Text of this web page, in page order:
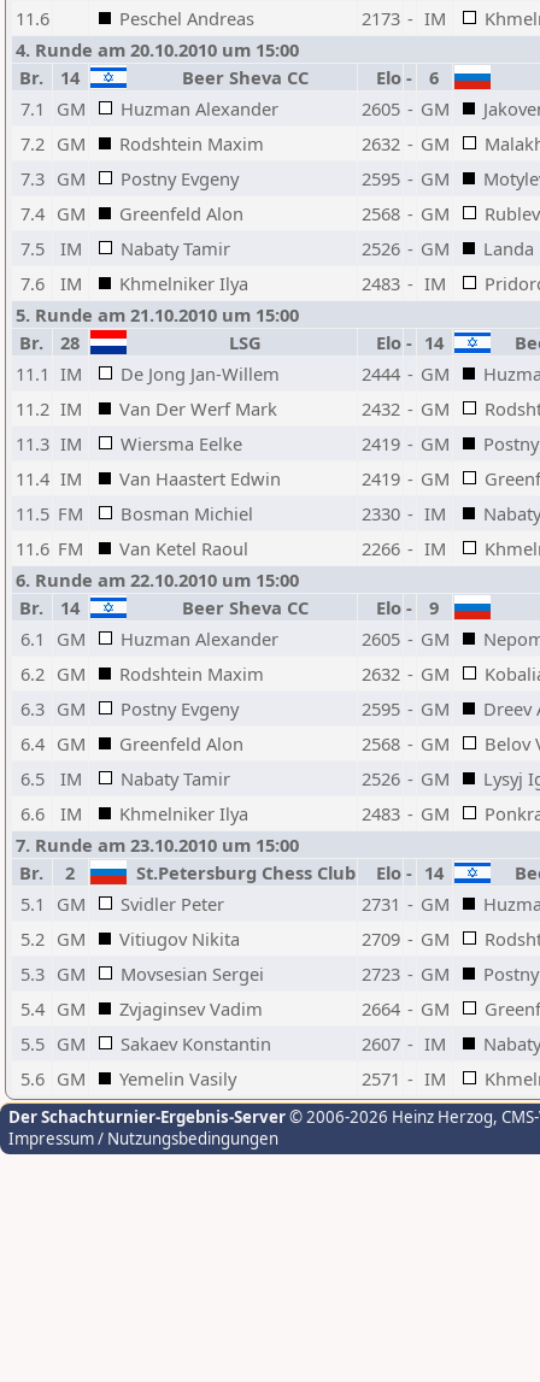
11.6 Peschel Andreas 2173 - IM
4. Runde am 20.10.2010 um 15:00
Br.
14 Beer Sheva CC Elo -
6
7.1
GM Huzman Alexander 2605 - GM
7.2 GM Rodshtein Maxim 2632 - GM
7.3 GM Postny Evgeny 2595 - GM
7.4 GM Greenfeld Alon 2568 - GM
7.5
IM Nabaty Tamir 2526 - GM
7.6
IM Khmelniker Ilya 2483 - IM
5. Runde am 21.10.2010 um 15:00
Br.
28 LSG Elo - 14
11.1 IM De Jong Jan-Willem 2444 - GM
11.2 IM Van Der Werf Mark 2432 - GM
11.3 IM Wiersma Eelke 2419 - GM
11.4 IM Van Haastert Edwin 2419 - GM
11.5 FM Bosman Michiel 2330 - IM
11.6 FM Van Ketel Raoul 2266 - IM
6. Runde am 22.10.2010 um 15:00
Br.
14 Beer Sheva CC Elo -
9
6.1
GM Huzman Alexander 2605 - GM
6.2 GM Rodshtein Maxim 2632 - GM
6.3 GM Postny Evgeny 2595 - GM
Dreev
6.4 GM Greenfeld Alon 2568 - GM
Belov
6.5
IM Nabaty Tamir 2526 - GM
Lysyj
6.6
IM Khmelniker Ilya 2483 - GM
7. Runde am 23.10.2010 um 15:00
Br.
2 St.Petersburg Chess Club Elo - 14
5.1
GM Svidler Peter 2731 - GM
5.2 GM Vitiugov Nikita 2709 - GM
5.3 GM Movsesian Sergei 2723 - GM
5.4 GM Zvjaginsev Vadim 2664 - GM
5.5 GM Sakaev Konstantin 2607 - IM
5.6 GM Yemelin Vasily 2571 - IM
Der Schachturnier-Ergebnis-Server© 2006-2026 Heinz Herzog,
Impressum / Nutzungsbedingungen